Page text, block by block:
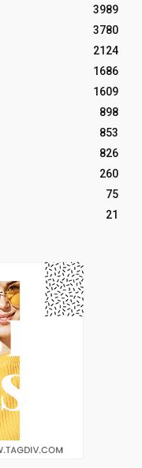
3989
3780
2124
1686
1609
898
853
826
260
75
21